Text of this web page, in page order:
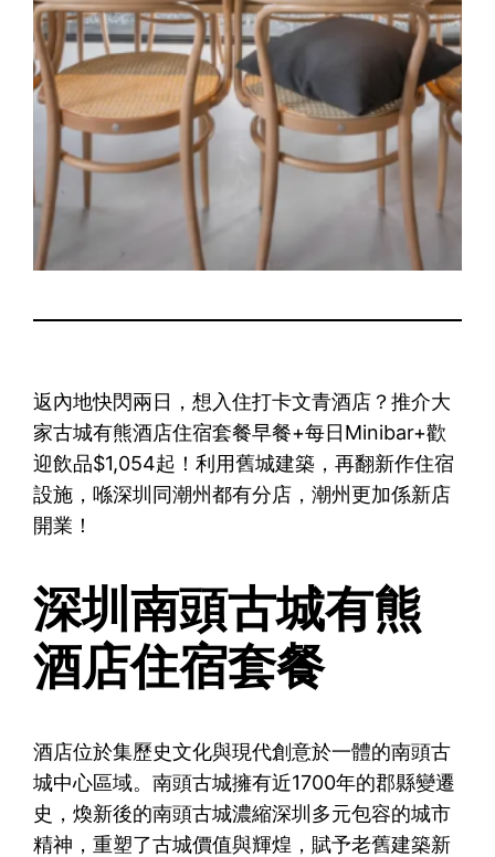
返內地快閃兩日，想入住打卡文青酒店？推介大
家古城有熊酒店住宿套餐早餐+每日Minibar+歡
迎飲品$1,054起！利用舊城建築，再翻新作住宿
設施，喺深圳同潮州都有分店，潮州更加係新店
開業！
深圳南頭古城有熊
酒店住宿套餐
酒店位於集歷史文化與現代創意於一體的南頭古
城中心區域。南頭古城擁有近1700年的郡縣變遷
史，煥新後的南頭古城濃縮深圳多元包容的城市
精神，重塑了古城價值與輝煌，賦予老舊建築新